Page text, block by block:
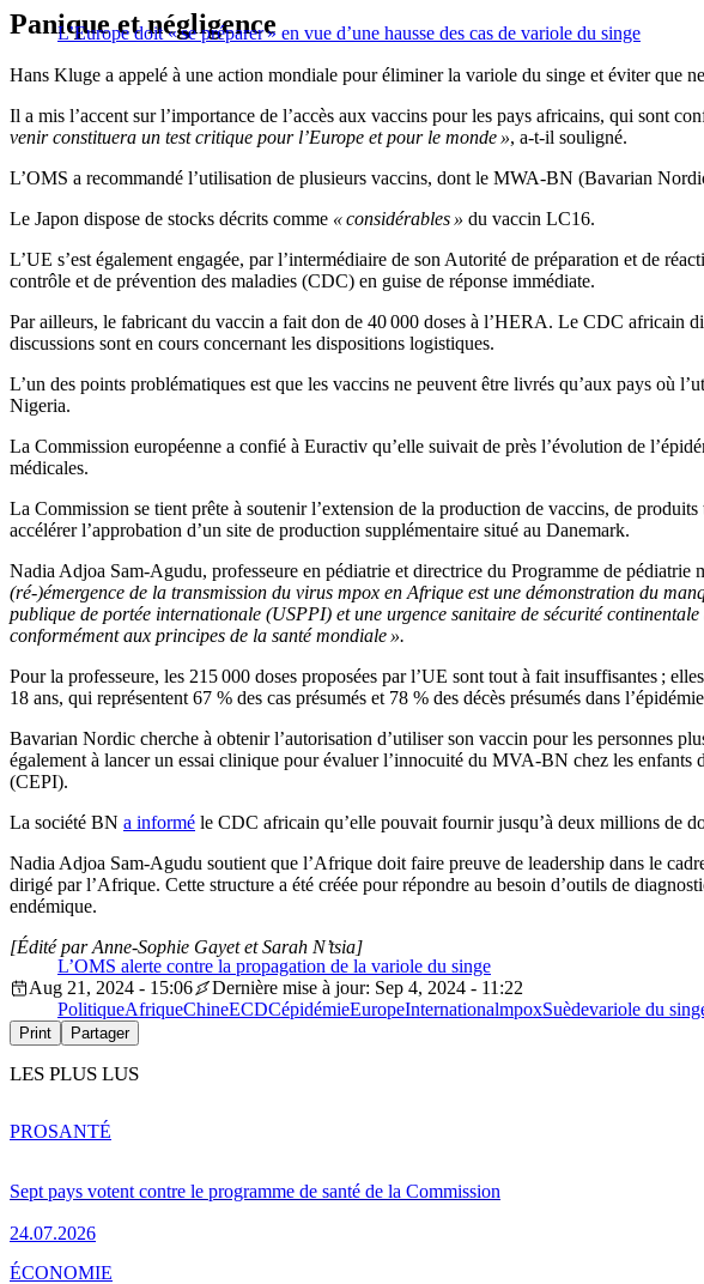
L’Europe doit « se préparer » en vue d’une hausse des cas de variole du singe
Panique et négligence
Hans Kluge a appelé à une action mondiale pour éliminer la variole du singe et éviter que
Il a mis l’accent sur l’importance de l’accès aux vaccins pour les pays africains, qui sont
venir constituera un test critique pour l’Europe et pour le monde », a-t-il souligné.
L’OMS a recommandé l’utilisation de plusieurs vaccins, dont le MWA-BN (Bavarian
Le Japon dispose de stocks décrits comme « considérables » du vaccin LC16.
L’UE s’est également engagée, par l’intermédiaire de son Autorité de préparation et de
contrôle et de prévention des maladies (CDC) en guise de réponse immédiate.
Par ailleurs, le fabricant du vaccin a fait don de 40 000 doses à l’HERA. Le CDC africain
discussions sont en cours concernant les dispositions logistiques.
L’un des points problématiques est que les vaccins ne peuvent être livrés qu’aux pays où
Nigeria.
La Commission européenne a confié à Euractiv qu’elle suivait de près l’évolution de
médicales.
La Commission se tient prête à soutenir l’extension de la production de vaccins, de
accélérer l’approbation d’un site de production supplémentaire situé au Danemark.
Nadia Adjoa Sam-Agudu, professeure en pédiatrie et directrice du Programme de
(ré-)émergence de la transmission du virus mpox en Afrique est une démonstration du
publique de portée internationale (USPPI) et une urgence sanitaire de sécurité
conformément aux principes de la santé mondiale ».
Pour la professeure, les 215 000 doses proposées par l’UE sont tout à fait insuffisantes ;
18 ans, qui représentent 67 % des cas présumés et 78 % des décès présumés dans
Bavarian Nordic cherche à obtenir l’autorisation d’utiliser son vaccin pour les personnes
également à lancer un essai clinique pour évaluer l’innocuité du MVA-BN chez les
(CEPI).
La société BN a informé le CDC africain qu’elle pouvait fournir jusqu’à deux millions de
Nadia Adjoa Sam-Agudu soutient que l’Afrique doit faire preuve de leadership dans le
dirigé par l’Afrique. Cette structure a été créée pour répondre au besoin d’outils de
endémique.
L’OMS alerte contre la propagation de la variole du singe
[Édité par Anne-Sophie Gayet et Sarah N’tsia]
Aug 21, 2024 - 15:06
Dernière mise à jour: Sep 4, 2024 - 11:22
PolitiqueAfriqueChineECDCépidémieEuropeInternationalmpoxSuèdevariole du
Print Partager
LES PLUS LUS
Sept pays votent contre le programme de santé de la Commission
24.07.2026
PROSANTÉ
ÉCONOMIE